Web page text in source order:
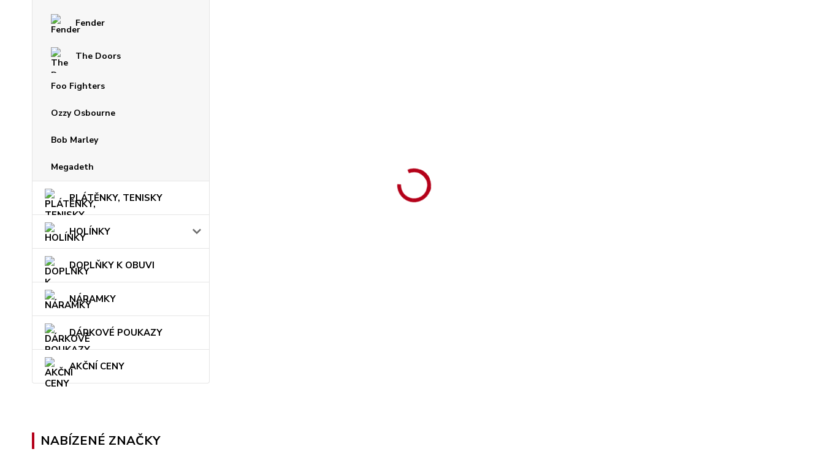
Fender
The Doors
Foo Fighters
Ozzy Osbourne
Bob Marley
Megadeth
PLÁTĚNKY, TENISKY
HOLÍNKY
DOPLŇKY K OBUVI
NÁRAMKY
DÁRKOVÉ POUKAZY
AKČNÍ CENY
NABÍZENÉ ZNAČKY